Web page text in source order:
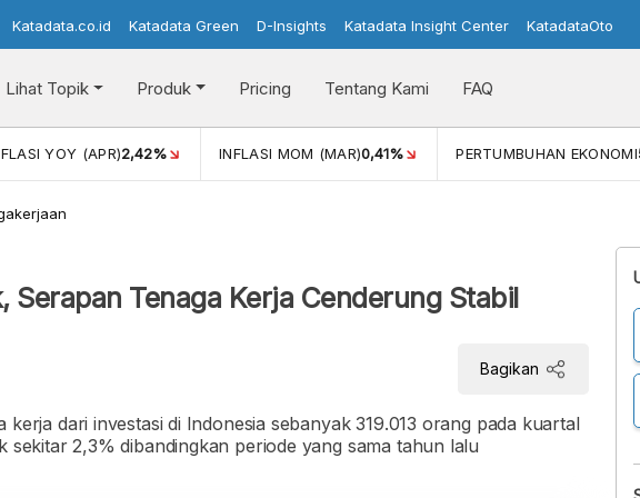
Katadata.co.id Katadata Green D-Insights Katadata Insight Center KatadataOto
Lihat Topik Produk Pricing Tentang Kami FAQ
YOY (APR)2,42% INFLASI MOM (MAR)0,41% PERTUMBUHAN EKONOMI
Serapan Tenaga Kerja Cenderung Stabil
Bagikan
kerja dari investasi di Indonesia sebanyak 319.013 orang pada kuartal
sekitar 2,3% dibandingkan periode yang sama tahun lalu